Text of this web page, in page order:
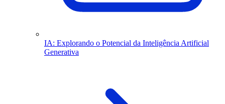
IA: Explorando o Potencial da Inteligência Artificial
Generativa